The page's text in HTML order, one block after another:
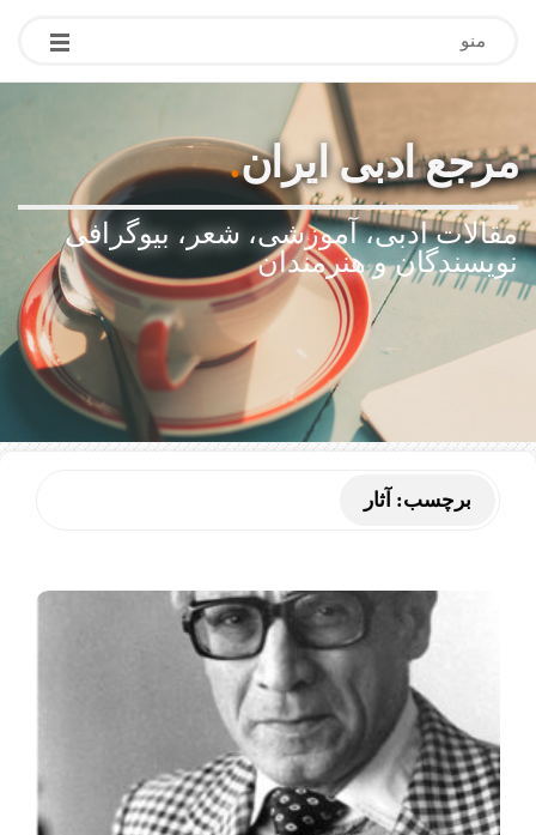
منو
مرجع ادبی ایران.
مقالات ادبی، آموزشی، شعر، بیوگرافی
نویسندگان و هنرمندان
برچسب: آثار